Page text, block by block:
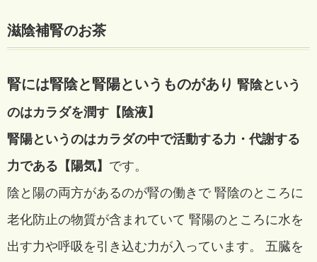
滋陰補腎のお茶
腎には腎陰と腎陽というものがあり 腎陰という
のはカラダを潤す【陰液】
腎陽というのはカラダの中で活動する力・代謝する
力である【陽気】 です。
陰と陽の両方があるのが腎の働きで 腎陰のところに
老化防止の物質が含まれていて 腎陽のところに水を
出す力や呼吸を引き込む力が入っています。 五臓を